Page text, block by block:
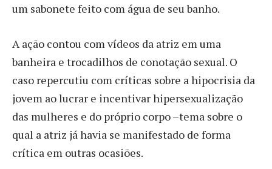
um sabonete feito com água de seu banho.
A ação contou com vídeos da atriz em uma
banheira e trocadilhos de conotação sexual. O
caso repercutiu com críticas sobre a hipocrisia da
jovem ao lucrar e incentivar hipersexualização
das mulheres e do próprio corpo –tema sobre o
qual a atriz já havia se manifestado de forma
crítica em outras ocasiões.